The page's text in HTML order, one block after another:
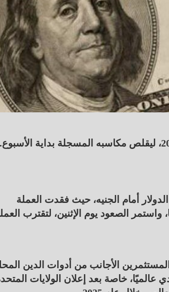
أمام الجنيه، حيث فقدت العملة
من 1% من قيمتها، وقفز الدولار بأكثر من 50 قرشًا، واستمر الصعود يوم الإثنين، لتقترب
الأجانب من أدوات الدين
عالميًا، خاصة بعد إعلان الولايات